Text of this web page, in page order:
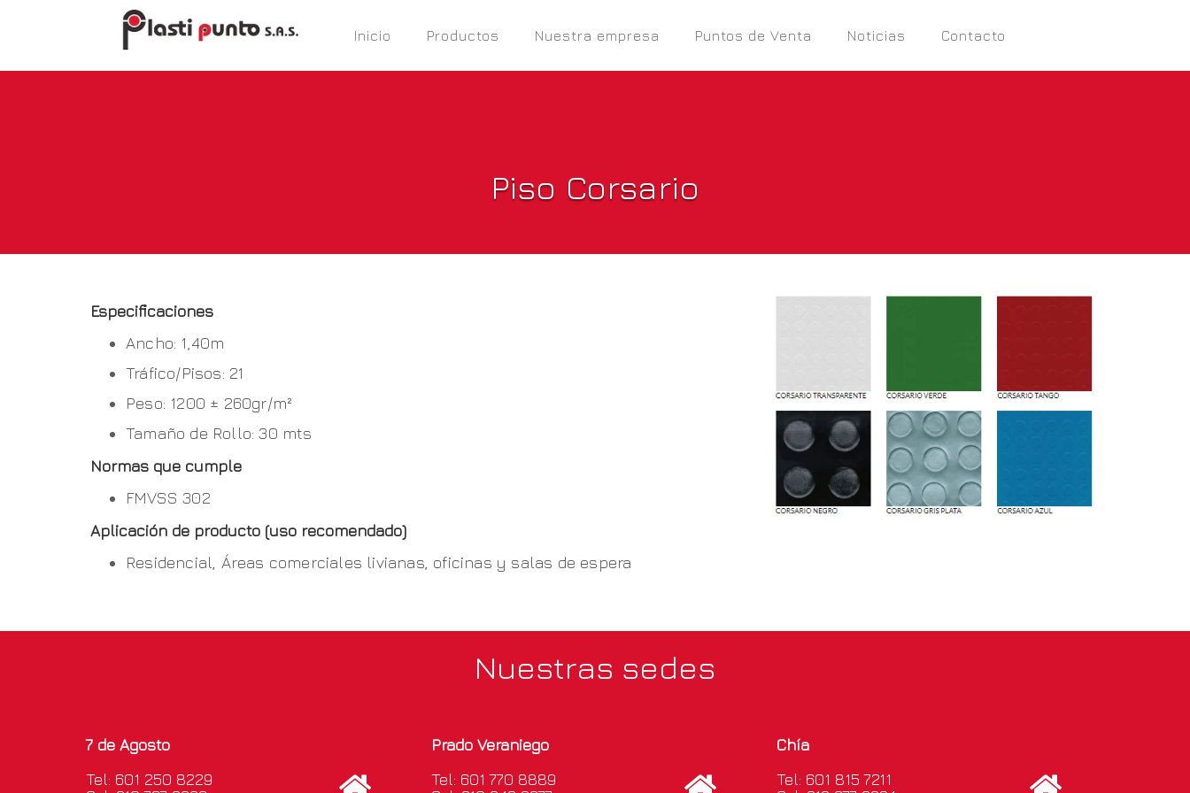
Inicio Productos Nuestra empresa Puntos de Venta Noticias Contacto
Piso Corsario
‍Especificaciones
Ancho: 1,40m
Tráfico/Pisos: 21
Peso: 1200 ± 260gr/m²
Tamaño de Rollo: 30 mts
Normas que cumple
FMVSS 302
Aplicación de producto (uso recomendado)
Residencial, Áreas comerciales livianas, oficinas y salas de espera
Nuestras sedes
7 de Agosto
Tel: 601 250 8229
Prado Veraniego
Tel: 601 770 8889
Chía
Tel: 601 815 7211